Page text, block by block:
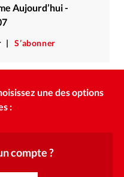
Aujourd’hui -
S’abonner
une des options
:
compte ?